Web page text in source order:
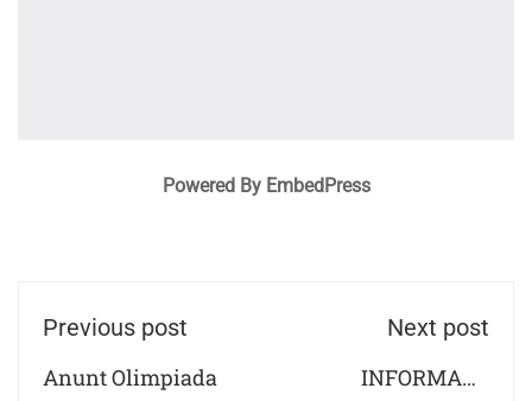
Powered By EmbedPress
Previous post
Anunt Olimpiada
Next post
INFORMARE